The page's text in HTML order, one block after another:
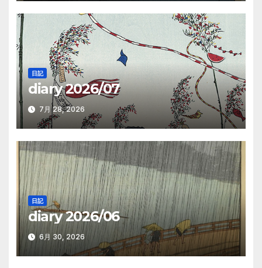
日記
diary 2026/07
7月 28, 2026
日記
diary 2026/06
6月 30, 2026